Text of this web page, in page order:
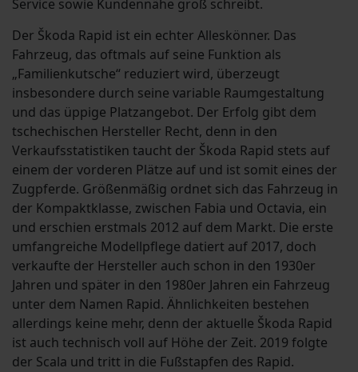
Service sowie Kundennähe groß schreibt.
Der Škoda Rapid ist ein echter Alleskönner. Das
Fahrzeug, das oftmals auf seine Funktion als
„Familienkutsche“ reduziert wird, überzeugt
insbesondere durch seine variable Raumgestaltung
und das üppige Platzangebot. Der Erfolg gibt dem
tschechischen Hersteller Recht, denn in den
Verkaufsstatistiken taucht der Škoda Rapid stets auf
einem der vorderen Plätze auf und ist somit eines der
Zugpferde. Größenmäßig ordnet sich das Fahrzeug in
der Kompaktklasse, zwischen Fabia und Octavia, ein
und erschien erstmals 2012 auf dem Markt. Die erste
umfangreiche Modellpflege datiert auf 2017, doch
verkaufte der Hersteller auch schon in den 1930er
Jahren und später in den 1980er Jahren ein Fahrzeug
unter dem Namen Rapid. Ähnlichkeiten bestehen
allerdings keine mehr, denn der aktuelle Škoda Rapid
ist auch technisch voll auf Höhe der Zeit. 2019 folgte
der Scala und tritt in die Fußstapfen des Rapid.